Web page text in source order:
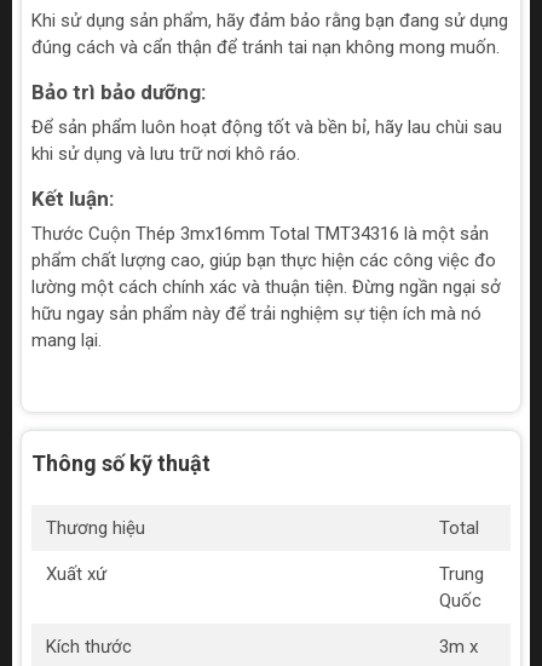
Khi sử dụng sản phẩm, hãy đảm bảo rằng bạn đang sử dụng
đúng cách và cẩn thận để tránh tai nạn không mong muốn.
Bảo trì bảo dưỡng:
Để sản phẩm luôn hoạt động tốt và bền bỉ, hãy lau chùi sau
khi sử dụng và lưu trữ nơi khô ráo.
Kết luận:
Thước Cuộn Thép 3mx16mm Total TMT34316 là một sản
phẩm chất lượng cao, giúp bạn thực hiện các công việc đo
lường một cách chính xác và thuận tiện. Đừng ngần ngại sở
hữu ngay sản phẩm này để trải nghiệm sự tiện ích mà nó
mang lại.
Thông số kỹ thuật
Thương hiệu Total
Xuất xứ
Trung
Quốc
Kích thước
3m x